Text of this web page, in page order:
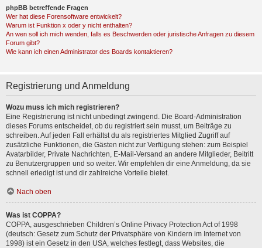
phpBB betreffende Fragen
Wer hat diese Forensoftware entwickelt?
Warum ist Funktion x oder y nicht enthalten?
An wen soll ich mich wenden, falls es Beschwerden oder juristische Anfragen zu diesem
Forum gibt?
Wie kann ich einen Administrator des Boards kontaktieren?
Registrierung und Anmeldung
Wozu muss ich mich registrieren?
Eine Registrierung ist nicht unbedingt zwingend. Die Board-Administration
dieses Forums entscheidet, ob du registriert sein musst, um Beiträge zu
schreiben. Auf jeden Fall erhältst du als registriertes Mitglied Zugriff auf
zusätzliche Funktionen, die Gästen nicht zur Verfügung stehen: zum Beispiel
Avatarbilder, Private Nachrichten, E-Mail-Versand an andere Mitglieder, Beitritt
zu Benutzergruppen und so weiter. Wir empfehlen dir eine Anmeldung, da sie
schnell erledigt ist und dir zahlreiche Vorteile bietet.
Nach oben
Was ist COPPA?
COPPA, ausgeschrieben Children’s Online Privacy Protection Act of 1998
(deutsch: Gesetz zum Schutz der Privatsphäre von Kindern im Internet von
1998) ist ein Gesetz in den USA, welches festlegt, dass Websites, die